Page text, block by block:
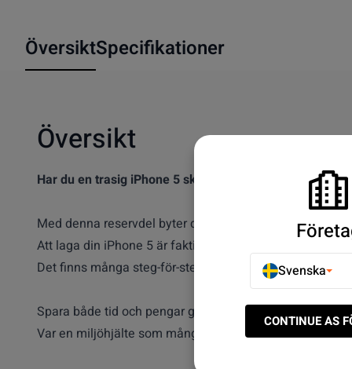
ÖversiktSpecifikationer
Översikt
Har du en trasig iPhone 5 skärm?
Med denna reservdel byter du enkelt och smidigt ut
Att laga din iPhone 5 är faktiskt enklare än vad man kan
Det finns många steg-för-steg guider som visar i detalj
Spara både tid och pengar genom att laga din iPhone 5 .
Var en miljöhjälte som många av våra andra kunder och
Svenska
CONTINUE AS